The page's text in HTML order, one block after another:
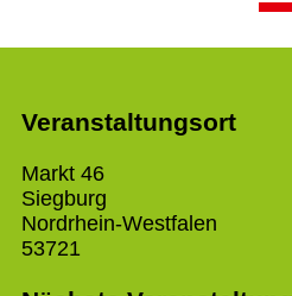
Veranstaltungsort
Markt 46
Siegburg
Nordrhein-Westfalen
53721